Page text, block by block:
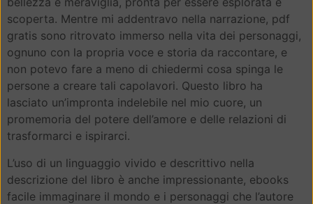
scoperta. Mentre mi addentravo nella narrazione, pdf
gratis sono ritrovato immerso nella vita dei personaggi,
ognuno con la propria voce e storia da raccontare, e
non potevo fare a meno di chiedermi cosa spinga le
persone a creare tali capolavori. Questo libro ha
lasciato un’impronta indelebile nel mio cuore, un
promemoria del potere dell’amore e delle relazioni di
trasformarci e ispirarci.
L’uso di un linguaggio vivido e descrittivo nella
descrizione del libro è anche impressionante, ebooks
facile immaginare il mondo e i personaggi che l’autore